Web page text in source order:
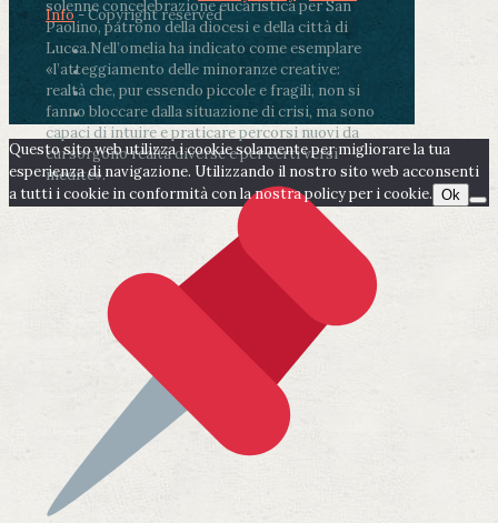
solenne concelebrazione eucaristica per San
Paolino, patrono della diocesi e della città di
Lucca.Nell’omelia ha indicato come esemplare
«l’atteggiamento delle minoranze creative:
realtà che, pur essendo piccole e fragili, non si
fanno bloccare dalla situazione di crisi, ma sono
capaci di intuire e praticare percorsi nuovi da
cui sorgono realtà diverse e per certi versi
inedite».
Info- Copyright reserved
Questo sito web utilizza i cookie solamente per migliorare la tua
esperienza di navigazione. Utilizzando il nostro sito web acconsenti
a tutti i cookie in conformità con la nostra policy per i cookie. Ok